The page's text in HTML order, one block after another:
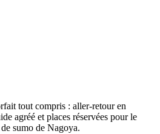
tout compris : aller-retour en
agréé et places réservées pour le
sumo de Nagoya.